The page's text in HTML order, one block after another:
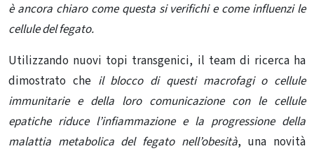
è ancora chiaro come questa si verifichi e come influenzi le
cellule del fegato.
Utilizzando nuovi topi transgenici, il team di ricerca ha
dimostrato che il blocco di questi macrofagi o cellule
immunitariee della loro comunicazione con le cellule
epatiche riduce l’infiammazione e la progressione della
malattia metabolica del fegato nell’obesità, una novità